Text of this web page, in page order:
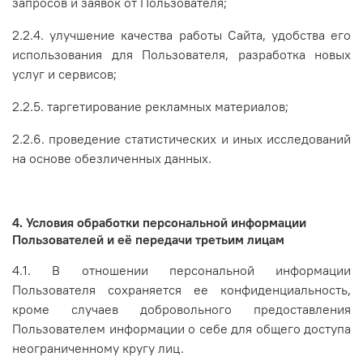
2.2.4. улучшение качества работы Сайта, удобства его
использования для Пользователя, разработка новых
услуг и сервисов;
2.2.5. таргетирование рекламных материалов;
2.2.6. проведение статистических и иных исследований
на основе обезличенных данных.
4. Условия обработки персональной информации
Пользователей и её передачи третьим лицам
4.1. В отношении персональной информации
Пользователя сохраняется ее конфиденциальность,
кроме случаев добровольного предоставления
Пользователем информации о себе для общего доступа
неограниченному кругу лиц.